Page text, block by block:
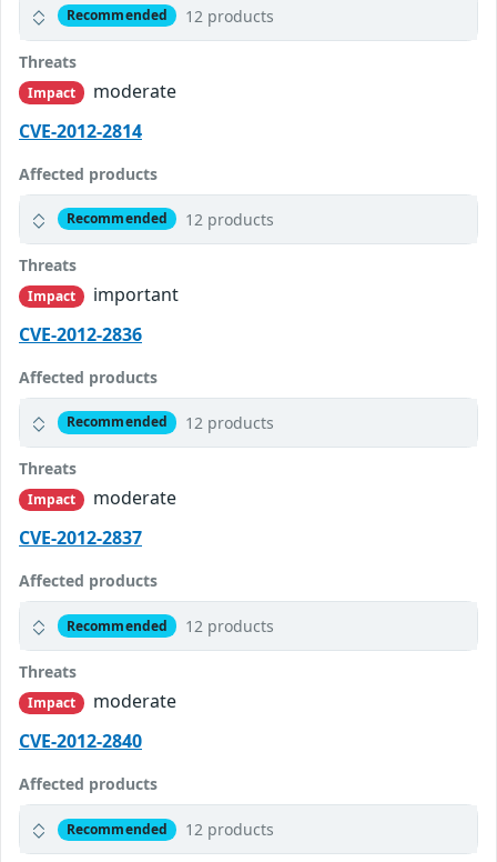
Recommended 12 products
Threats
Impact
moderate
CVE-2012-2814
Affected products
Recommended 12 products
Threats
Impact
important
CVE-2012-2836
Affected products
Recommended 12 products
Threats
Impact
moderate
CVE-2012-2837
Affected products
Recommended 12 products
Threats
Impact
moderate
CVE-2012-2840
Affected products
Recommended 12 products